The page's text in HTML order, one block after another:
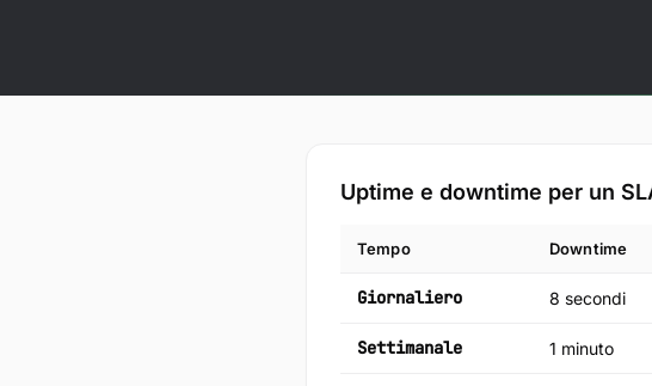
Uptime e downtime per un
Tempo Downtime
Giornaliero 8 secondi
Settimanale 1 minuto